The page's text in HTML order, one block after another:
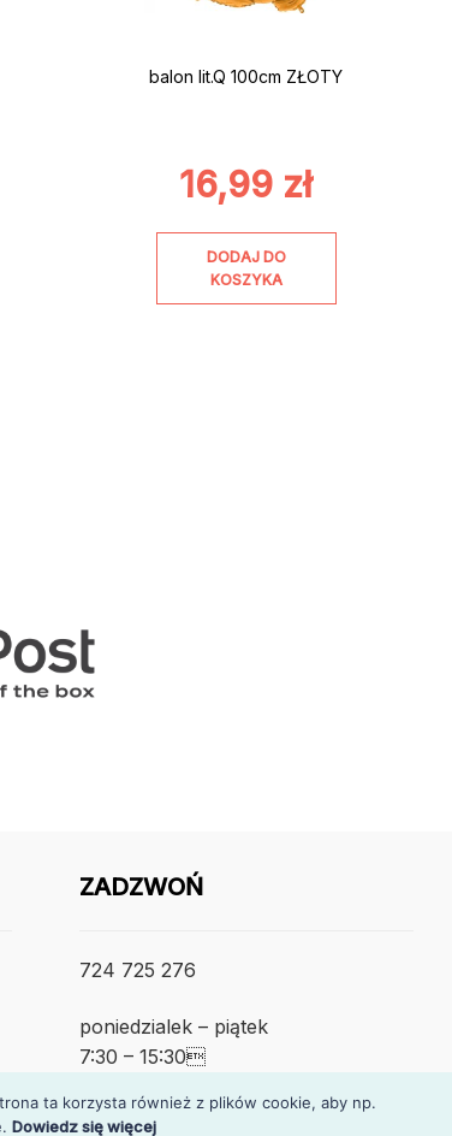
balon lit.Q 100cm ZŁOTY
16,99 zł
DODAJ DO
KOSZYKA
ZADZWOŃ
724 725 276
poniedzialek – piątek
7:30 – 15:30
ta korzysta również z plików cookie, aby np.
Dowiedz się więcej